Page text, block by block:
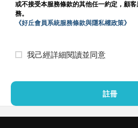
或不接受本服務條款的其他任一約定，顧
務。
《好丘會員系統服務條款與隱私權政策》
我己經詳細閱讀並同意
註冊